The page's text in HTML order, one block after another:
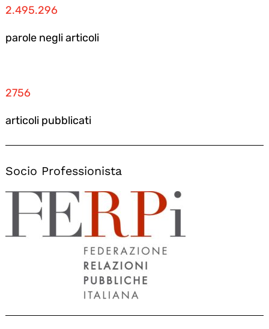
2.495.296
parole negli articoli
2756
articoli pubblicati
Socio Professionista